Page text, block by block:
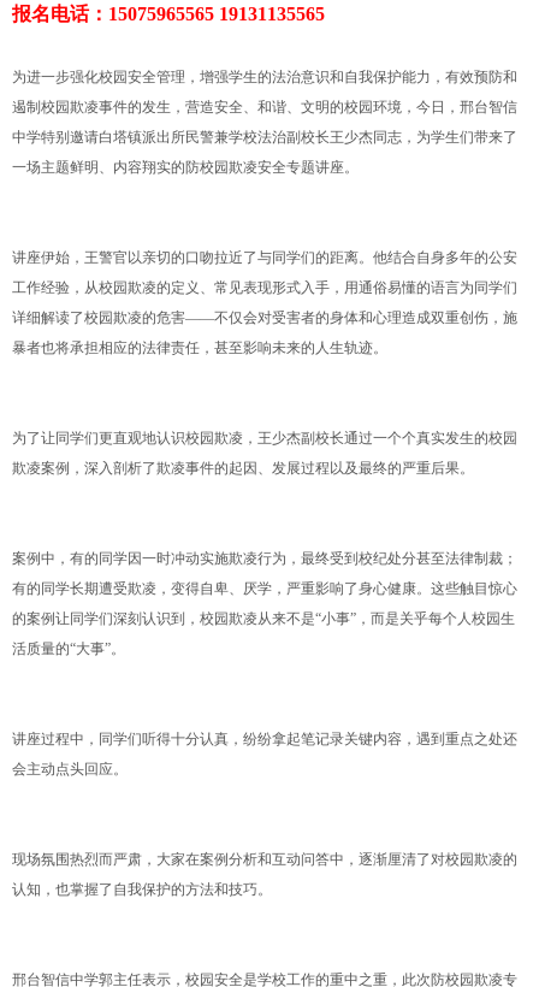
报名电话：15075965565 19131135565
为进一步强化校园安全管理，增强学生的法治意识和自我保护能力，有效预防和
遏制校园欺凌事件的发生，营造安全、和谐、文明的校园环境，今日，邢台智信
中学特别邀请白塔镇派出所民警兼学校法治副校长王少杰同志，为学生们带来了
一场主题鲜明、内容翔实的防校园欺凌安全专题讲座。
讲座伊始，王警官以亲切的口吻拉近了与同学们的距离。他结合自身多年的公安
工作经验，从校园欺凌的定义、常见表现形式入手，用通俗易懂的语言为同学们
详细解读了校园欺凌的危害——不仅会对受害者的身体和心理造成双重创伤，施
暴者也将承担相应的法律责任，甚至影响未来的人生轨迹。
为了让同学们更直观地认识校园欺凌，王少杰副校长通过一个个真实发生的校园
欺凌案例，深入剖析了欺凌事件的起因、发展过程以及最终的严重后果。
案例中，有的同学因一时冲动实施欺凌行为，最终受到校纪处分甚至法律制裁；
有的同学长期遭受欺凌，变得自卑、厌学，严重影响了身心健康。这些触目惊心
的案例让同学们深刻认识到，校园欺凌从来不是“小事”，而是关乎每个人校园生
活质量的“大事”。
讲座过程中，同学们听得十分认真，纷纷拿起笔记录关键内容，遇到重点之处还
会主动点头回应。
现场氛围热烈而严肃，大家在案例分析和互动问答中，逐渐厘清了对校园欺凌的
认知，也掌握了自我保护的方法和技巧。
邢台智信中学郭主任表示，校园安全是学校工作的重中之重，此次防校园欺凌专